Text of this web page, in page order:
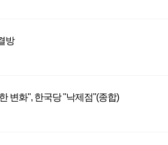
방
변화", 한국당 "낙제점"(종합)